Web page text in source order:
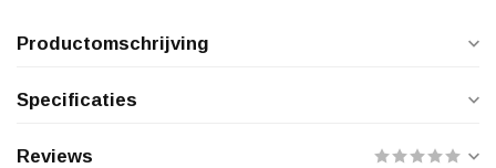
Productomschrijving
Specificaties
Reviews